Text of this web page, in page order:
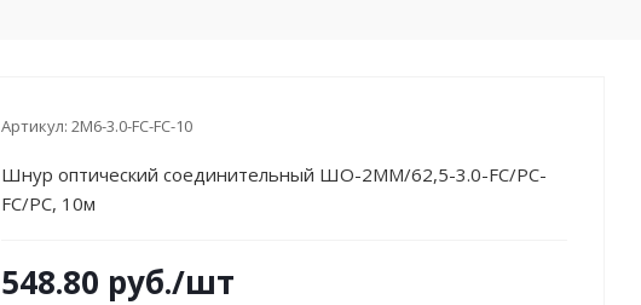
Артикул: 2M6-3.0-FC-FC-10
Шнур оптический соединительный ШО-2MM/62,5-3.0-FC/PC-
FC/PC, 10м
548.80 руб./шт